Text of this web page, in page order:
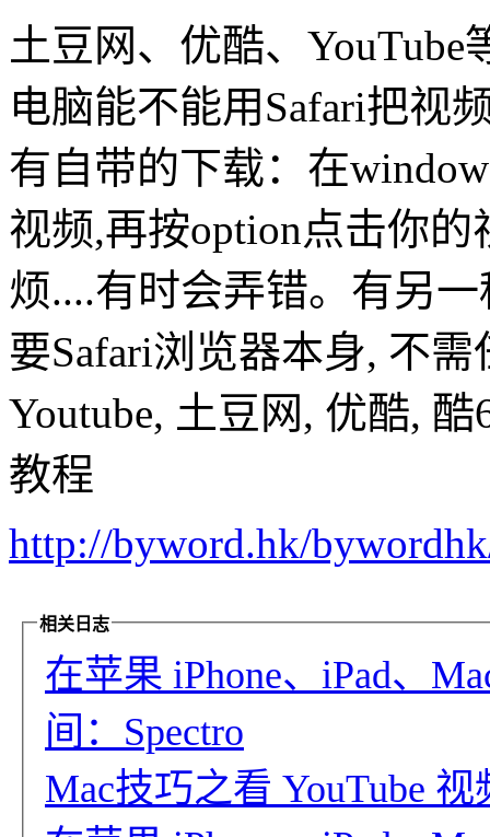
土豆网、优酷、
电脑能不能用Safari把视
有自带的下载：在
视频,再按option点击你
烦....有时会弄错。有另
要Safari浏览器本身, 不
Youtube, 土豆网, 优酷,
教程
http://byword.hk/
相关日志
在苹果 iPhone、iPad、
间：Spectro
Mac技巧之看 YouTube